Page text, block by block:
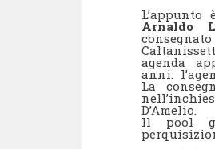
Arnaldo
agenda
anni:
La
D’Amelio.
Il pool